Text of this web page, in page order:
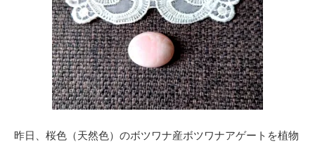
昨日、桜色（天然色）のボツワナ産ボツワナアゲートを植物